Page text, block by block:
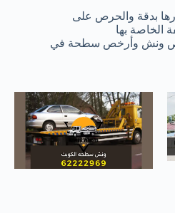
بدقة والحرص على
الخاصة بها
ونش وأرخص سطحة في